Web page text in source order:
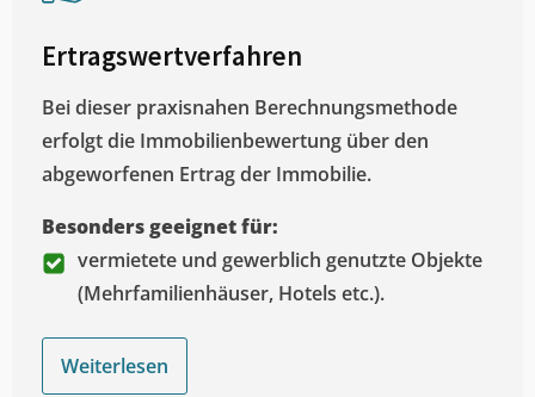
Ertragswertverfahren
Bei dieser praxisnahen Berechnungsmethode
erfolgt die Immobilienbewertung über den
abgeworfenen Ertrag der Immobilie.
Besonders geeignet für:
vermietete und gewerblich genutzte Objekte
(Mehrfamilienhäuser, Hotels etc.).
Weiterlesen